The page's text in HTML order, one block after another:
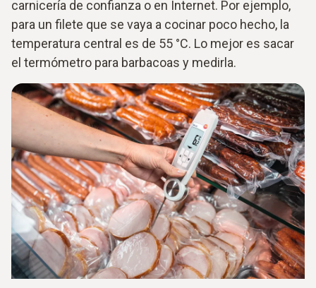
carnicería de confianza o en Internet. Por ejemplo,
para un filete que se vaya a cocinar poco hecho, la
temperatura central es de 55 °C. Lo mejor es sacar
el termómetro para barbacoas y medirla.